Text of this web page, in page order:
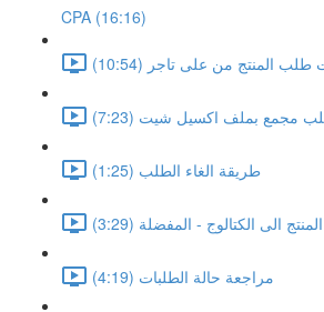
CPA (16:16)
المنتج من على تاجر (10:54)
بملف اكسيل شيت (7:23)
طريقة الغاء الطلب (1:25)
الى الكتالوج - المفضلة (3:29)
مراجعة حالة الطلبات (4:19)